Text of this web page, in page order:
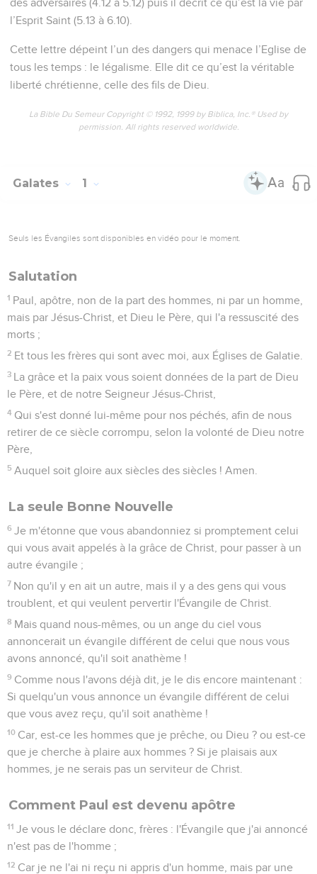
des adversaires (4.12 à 5.12) puis il décrit ce qu’est la vie par
l’Esprit Saint (5.13 à 6.10).
Cette lettre dépeint l’un des dangers qui menace l’Eglise de
tous les temps : le légalisme. Elle dit ce qu’est la véritable
liberté chrétienne, celle des fils de Dieu.
La Bible Du Semeur Copyright © 1992, 1999 by Biblica, Inc.® Used by
permission. All rights reserved worldwide.
Galates 1
Seuls les Évangiles sont disponibles en vidéo pour le moment.
Salutation
1 Paul, apôtre, non de la part des hommes, ni par un homme,
mais par Jésus-Christ, et Dieu le Père, qui l'a ressuscité des
morts ;
2 Et tous les frères qui sont avec moi, aux Églises de Galatie.
3 La grâce et la paix vous soient données de la part de Dieu
le Père, et de notre Seigneur Jésus-Christ,
4 Qui s'est donné lui-même pour nos péchés, afin de nous
retirer de ce siècle corrompu, selon la volonté de Dieu notre
Père,
5 Auquel soit gloire aux siècles des siècles ! Amen.
La seule Bonne Nouvelle
6 Je m'étonne que vous abandonniez si promptement celui
qui vous avait appelés à la grâce de Christ, pour passer à un
autre évangile ;
7 Non qu'il y en ait un autre, mais il y a des gens qui vous
troublent, et qui veulent pervertir l'Évangile de Christ.
8 Mais quand nous-mêmes, ou un ange du ciel vous
annoncerait un évangile différent de celui que nous vous
avons annoncé, qu'il soit anathème !
9 Comme nous l'avons déjà dit, je le dis encore maintenant :
Si quelqu'un vous annonce un évangile différent de celui
que vous avez reçu, qu'il soit anathème !
10 Car, est-ce les hommes que je prêche, ou Dieu ? ou est-ce
que je cherche à plaire aux hommes ? Si je plaisais aux
hommes, je ne serais pas un serviteur de Christ.
Comment Paul est devenu apôtre
11 Je vous le déclare donc, frères : l'Évangile que j'ai annoncé
n'est pas de l'homme ;
12 Car je ne l'ai ni reçu ni appris d'un homme, mais par une